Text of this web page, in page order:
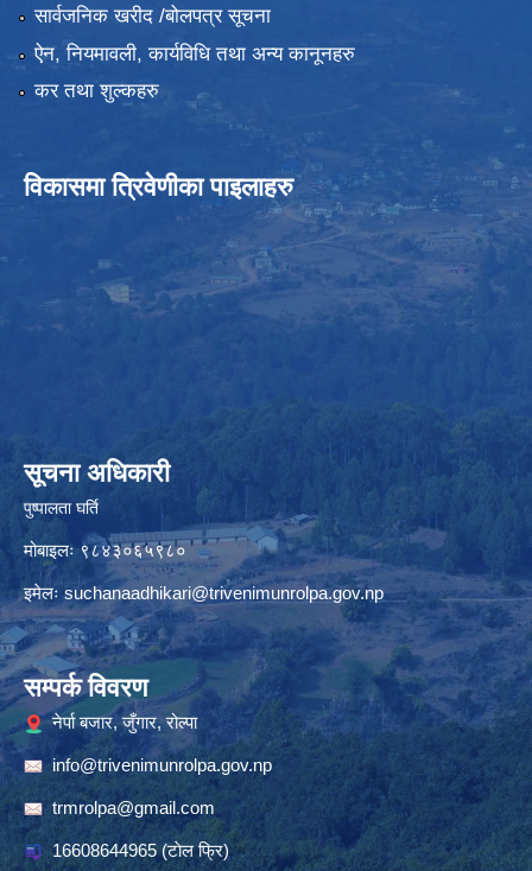
सार्वजनिक खरीद /बोलपत्र सूचना
ऐन, नियमावली, कार्यविधि तथा अन्य कानूनहरु
कर तथा शुल्कहरु
विकासमा त्रिवेणीका पाइलाहरु
सूचना अधिकारी
पुष्पालता घर्ति
मोबाइलः ९८४३०६५९८०
इमेलःsuchanaadhikari@trivenimunrolpa.gov.np
सम्पर्क विवरण
नेर्पा बजार, जुँगार, रोल्पा
info@trivenimunrolpa.gov.np
trmrolpa@gmail.com
16608644965(टाेल फ्रि)